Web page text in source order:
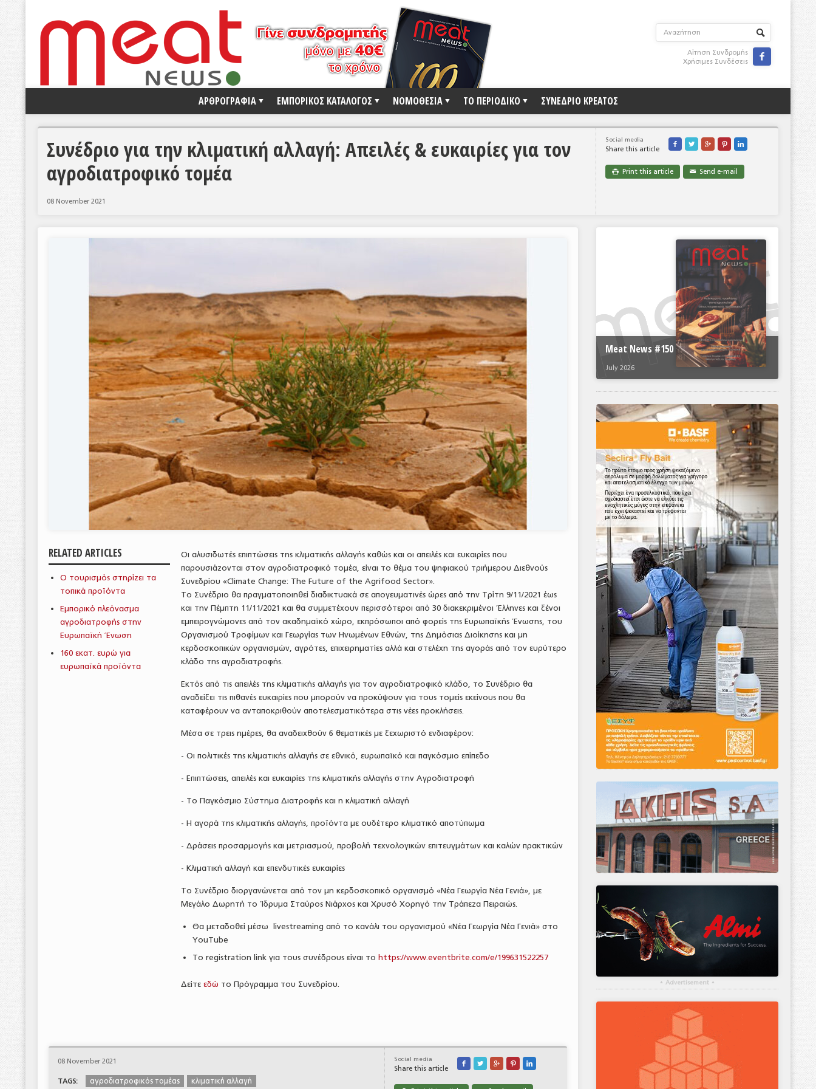
Αίτηση Συνδρομής
Χρήσιμες Συνδέσεις

ΑΡΘΡΟΓΡΑΦΙΑ ΕΜΠΟΡΙΚΟΣ ΚΑΤΑΛΟΓΟΣ ΝΟΜΟΘΕΣΙΑ ΤΟ ΠΕΡΙΟΔΙΚΟ ΣΥΝΕΔΡΙΟ ΚΡΕΑΤΟΣ
Social media
Share this article
    
 Print this article ✉ Send e-mail
Συνέδριο για την κλιματική αλλαγή: Απειλές & ευκαιρίες για τον
αγροδιατροφικό τομέα
08 November 2021
RELATED ARTICLES
O τουρισμός στηρίζει τα
τοπικά προϊόντα
Εμπορικό πλεόνασμα
αγροδιατροφής στην
Ευρωπαϊκή Ένωση
160 εκατ. ευρώ για
ευρωπαϊκά προϊόντα
Οι αλυσιδωτές επιπτώσεις της κλιματικής αλλαγής καθώς και οι απειλές και ευκαιρίες που
παρουσιάζονται στον αγροδιατροφικό τομέα, είναι το θέμα του ψηφιακού τριήμερου Διεθνούς
Συνεδρίου «Climate Change: The Future of the Agrifood Sector».
Το Συνέδριο θα πραγματοποιηθεί διαδικτυακά σε απογευματινές ώρες από την Τρίτη 9/11/2021 έως
και την Πέμπτη 11/11/2021 και θα συμμετέχουν περισσότεροι από 30 διακεκριμένοι Έλληνες και ξένοι
εμπειρογνώμονες από τον ακαδημαϊκό χώρο, εκπρόσωποι από φορείς της Ευρωπαϊκής Ένωσης, του
Οργανισμού Τροφίμων και Γεωργίας των Ηνωμένων Εθνών, της Δημόσιας Διοίκησης και μη
κερδοσκοπικών οργανισμών, αγρότες, επιχειρηματίες αλλά και στελέχη της αγοράς από τον ευρύτερο
κλάδο της αγροδιατροφής.
Εκτός από τις απειλές της κλιματικής αλλαγής για τον αγροδιατροφικό κλάδο, το Συνέδριο θα
αναδείξει τις πιθανές ευκαιρίες που μπορούν να προκύψουν για τους τομείς εκείνους που θα
καταφέρουν να ανταποκριθούν αποτελεσματικότερα στις νέες προκλήσεις.
Μέσα σε τρεις ημέρες, θα αναδειχθούν 6 θεματικές με ξεχωριστό ενδιαφέρον:
- Οι πολιτικές της κλιματικής αλλαγής σε εθνικό, ευρωπαϊκό και παγκόσμιο επίπεδο
- Επιπτώσεις, απειλές και ευκαιρίες της κλιματικής αλλαγής στην Αγροδιατροφή
- Το Παγκόσμιο Σύστημα Διατροφής και η κλιματική αλλαγή
- Η αγορά της κλιματικής αλλαγής, προϊόντα με ουδέτερο κλιματικό αποτύπωμα
- Δράσεις προσαρμογής και μετριασμού, προβολή τεχνολογικών επιτευγμάτων και καλών πρακτικών
- Κλιματική αλλαγή και επενδυτικές ευκαιρίες
Το Συνέδριο διοργανώνεται από τον μη κερδοσκοπικό οργανισμό «Νέα Γεωργία Νέα Γενιά», με
Μεγάλο Δωρητή το Ίδρυμα Σταύρος Νιάρχος και Χρυσό Χορηγό την Τράπεζα Πειραιώς.
Θα μεταδοθεί μέσω livestreaming από το κανάλι του οργανισμού «Νέα Γεωργία Νέα Γενιά» στο
YouTube
Το registration link για τους συνέδρους είναι το https://www.eventbrite.com/e/199631522257
Δείτεεδώ το Πρόγραμμα του Συνεδρίου.
Social media
Share this article
    
08 November 2021
TAGS: αγροδιατροφικός τομέας κλιματική αλλαγή
Meat News #150
July 2026
▴ Advertisement ▴